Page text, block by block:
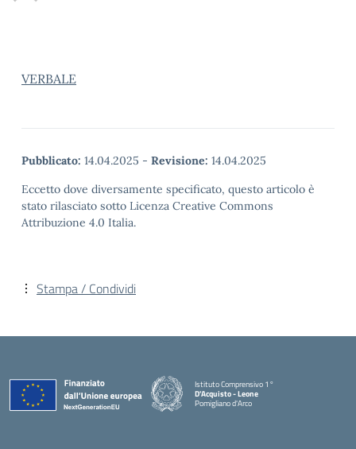
VERBALE
Pubblicato: 14.04.2025 - Revisione: 14.04.2025
Eccetto dove diversamente specificato, questo articolo è
stato rilasciato sotto Licenza Creative Commons
Attribuzione 4.0 Italia.
Stampa / Condividi
Istituto Comprensivo 1°
D'Acquisto - Leone
Pomigliano d'Arco
— Visita la pagina iniziale della scuola